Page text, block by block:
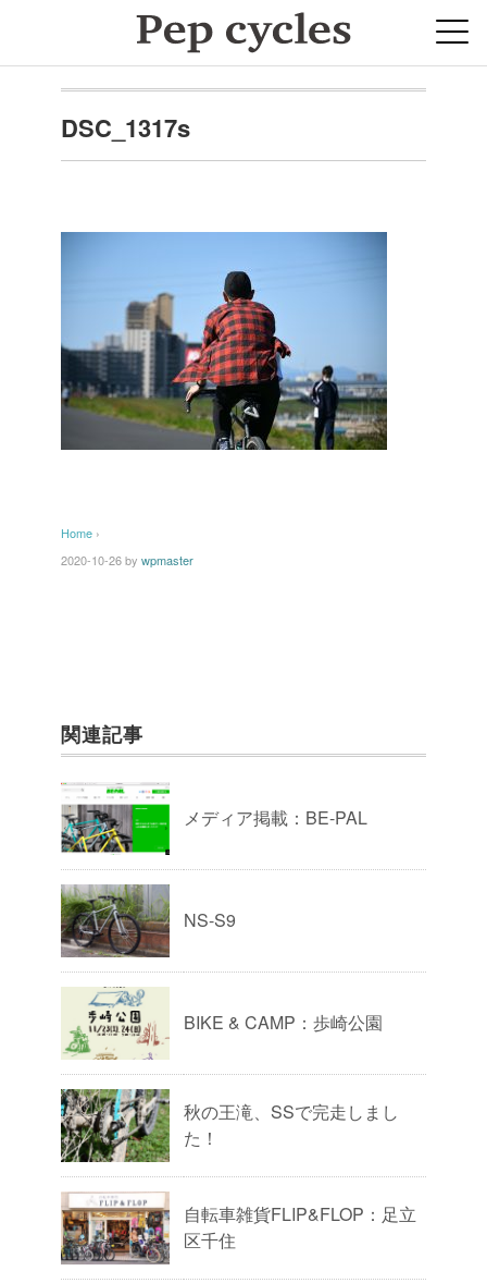
DSC_1317s
Home ›
2020-10-26by wpmaster
関連記事
メディア掲載：BE-PAL
NS-S9
BIKE & CAMP：歩崎公園
秋の王滝、SSで完走しまし
た！
自転車雑貨FLIP&FLOP：足立
区千住